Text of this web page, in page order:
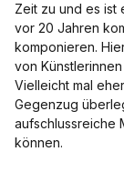
Zeit zu und es ist
vor 20 Jahren
komponieren.
von
Vielleicht mal
Gegenzug
aufschlussreiche
können.